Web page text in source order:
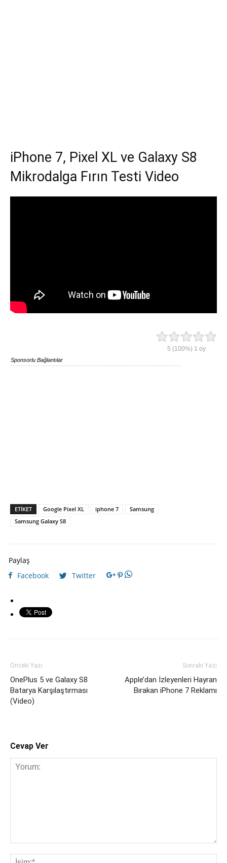
iPhone 7, Pixel XL ve Galaxy S8
Mikrodalga Fırın Testi Video
5 (100%) 1 oy
Sponsorlu Bağlantılar
ETIKET Google Pixel XL iphone 7
Samsung
Samsung Galaxy S8
Paylaş
Facebook
Twitter
Önceki Yazı
OnePlus 5 ve Galaxy S8
Batarya Karşılaştırması
(Video)
Sonraki Yazı
Apple’dan İzleyenleri Hayran
Bırakan iPhone 7 Reklamı
Cevap Ver